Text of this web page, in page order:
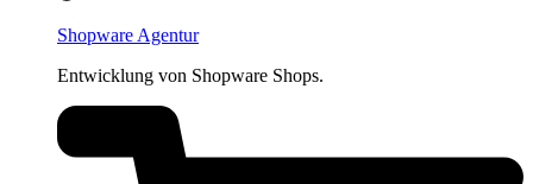
Shopware Agentur
Entwicklung von Shopware Shops.